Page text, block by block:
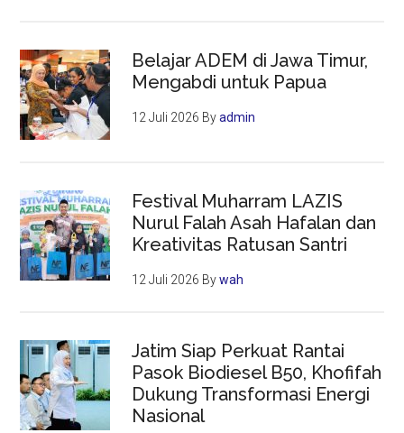
Belajar ADEM di Jawa Timur,
Mengabdi untuk Papua
12 Juli 2026 Byadmin
Festival Muharram LAZIS
Nurul Falah Asah Hafalan dan
Kreativitas Ratusan Santri
12 Juli 2026 Bywah
Jatim Siap Perkuat Rantai
Pasok Biodiesel B50, Khofifah
Dukung Transformasi Energi
Nasional